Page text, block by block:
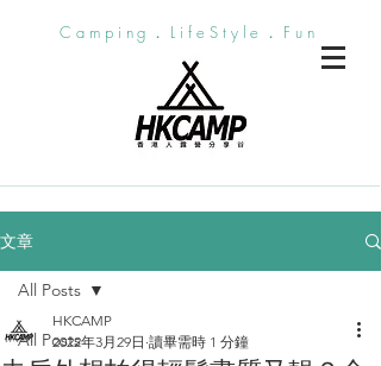
Camping．LifeStyle．Fun
文章
All Posts
All Posts
HKCAMP
2022年3月29日 讀畢需時 1 分鐘